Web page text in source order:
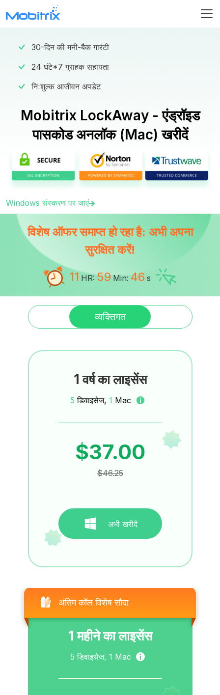
30-दिन की मनी-बैक गारंटी
24 घंटे*7 ग्राहक सहायता
निःशुल्क आजीवन अपडेट
Mobitrix LockAway - एंड्रॉइड
पासकोड अनलॉक (Mac) खरीदें
Windows संस्करण पर जाएं
विशेष ऑफर समाप्त हो रहा है: अभी अपना
सुरक्षित करें!
11 HR: 59 Min: 45 s
व्यक्तिगत
1 वर्ष का लाइसेंस
5 डिवाइसेज, 1 Mac
$37.00
$46.25
अभी खरीदें
अंतिम कॉल विशेष सौदा
1 महीने का लाइसेंस
5 डिवाइसेज, 1 Mac